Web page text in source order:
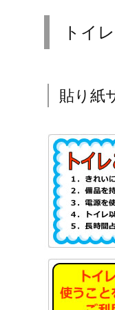
トイ
貼り紙